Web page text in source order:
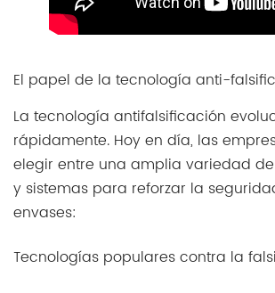
El papel de la tecnología anti-
La tecnología antifalsificación
rápidamente. Hoy en día, las
elegir entre una amplia variedad
y sistemas para reforzar la
envases:
Tecnologías populares contra la